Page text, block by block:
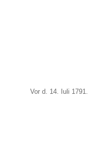
Vor d. 14. Iuli 1791.